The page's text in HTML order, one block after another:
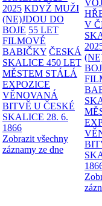
2025 KDYŽ MUŽI
(NE)JDOU DO
BOJE 55 LET
FILMOVÉ
BABIČKY ČESKÁ
SKALICE 450 LET
MĚSTEM STÁLÁ
EXPOZICE
VĚNOVANÁ
BITVĚ U ČESKÉ
SKALICE 28. 6.
1866
Zobrazit všechny
záznamy ze dne
V